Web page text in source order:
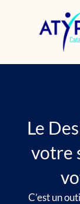
Le
votre
C’est un